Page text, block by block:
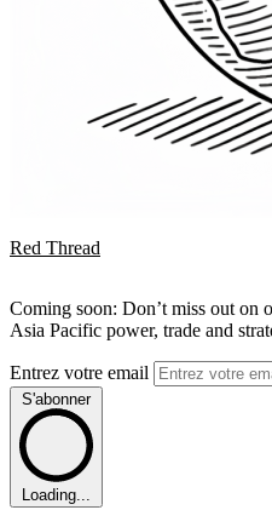
Red Thread
Coming soon: Don’t miss out
Asia Pacific power, trade and
Entrez votre email
S'abonner
Loading...